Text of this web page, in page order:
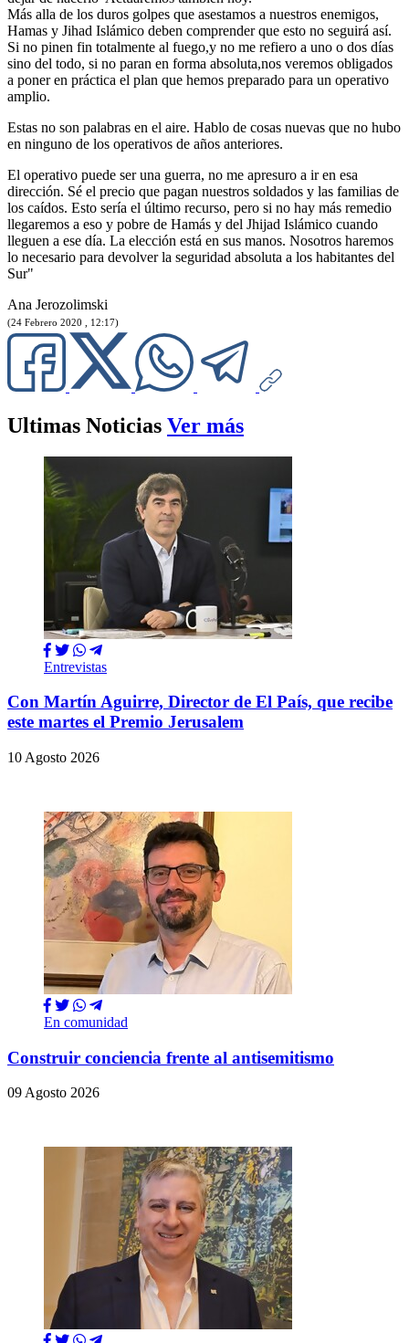
Más alla de los duros golpes que asestamos a nuestros enemigos,
Hamas y Jihad Islámico deben comprender que esto no seguirá así.
Si no pinen fin totalmente al fuego,y no me refiero a uno o dos días
sino del todo, si no paran en forma absoluta,nos veremos obligados
a poner en práctica el plan que hemos preparado para un operativo
amplio.
Estas no son palabras en el aire. Hablo de cosas nuevas que no hubo
en ninguno de los operativos de años anteriores.
El operativo puede ser una guerra, no me apresuro a ir en esa
dirección. Sé el precio que pagan nuestros soldados y las familias de
los caídos. Esto sería el último recurso, pero si no hay más remedio
llegaremos a eso y pobre de Hamás y del Jhijad Islámico cuando
lleguen a ese día. La elección está en sus manos. Nosotros haremos
lo necesario para devolver la seguridad absoluta a los habitantes del
Sur"
Ana Jerozolimski
(24 Febrero 2020 , 12:17)
Ultimas Noticias Ver más
Entrevistas
Con Martín Aguirre, Director de El País, que recibe
este martes el Premio Jerusalem
10 Agosto 2026
En comunidad
Construir conciencia frente al antisemitismo
09 Agosto 2026